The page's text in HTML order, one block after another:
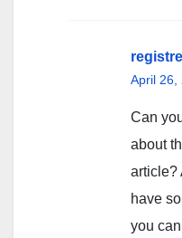
April 26,
Can
about
article?
have
you